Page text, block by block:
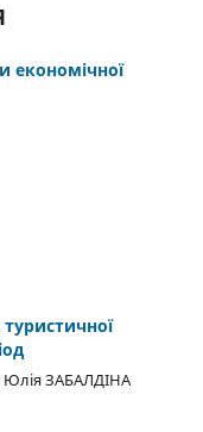
економічної
ЗАБАЛДІНА